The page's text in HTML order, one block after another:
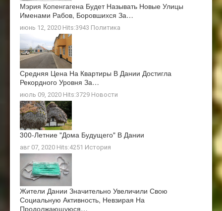
Мэрия Копенгагена Будет Называть Новые Улицы
Именами Рабов, Боровшихся За…
июнь 12, 2020 Hits:3943 Политика
Средняя Цена На Квартиры В Дании Достигла
Рекордного Уровня За…
июль 09, 2020 Hits:3729 Новости
300-Летние "дома Будущего" В Дании
авг 07, 2020 Hits:4251 История
Жители Дании Значительно Увеличили Свою
Социальную Активность, Невзирая На
Продолжающуюся…